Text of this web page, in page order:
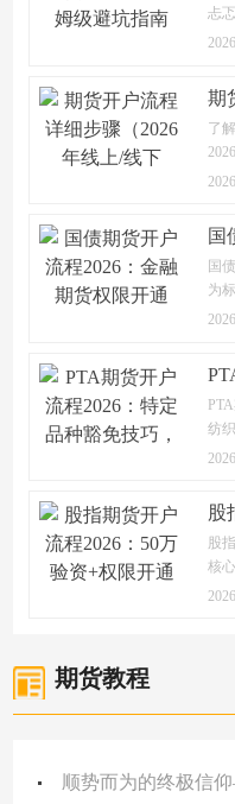
忐
期
上
了
国
权
国
为
豁
纺
股
+
股
核
期货教程
顺势而为的终极信